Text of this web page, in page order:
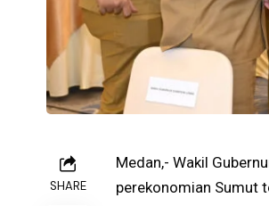
SHARE
Medan,- Wakil
perekonomian Sumut